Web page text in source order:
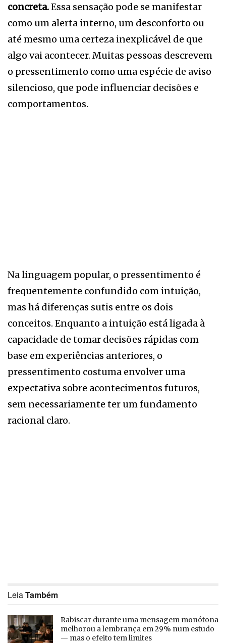
concreta.Essa sensação pode se manifestar
como um alerta interno, um desconforto ou
até mesmo uma certeza inexplicável de que
algo vai acontecer. Muitas pessoas descrevem
o pressentimento como uma espécie de aviso
silencioso, que pode influenciar decisões e
comportamentos.
Na linguagem popular, o pressentimento é
frequentemente confundido com intuição,
mas há diferenças sutis entre os dois
conceitos. Enquanto a intuição está ligada à
capacidade de tomar decisões rápidas com
base em experiências anteriores, o
pressentimento costuma envolver uma
expectativa sobre acontecimentos futuros,
sem necessariamente ter um fundamento
racional claro.
LeiaTambém
Rabiscar durante uma mensagem monótona
melhorou a lembrança em 29% num estudo
— mas o efeito tem limites